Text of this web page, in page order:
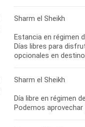
Sharm el Sheikh
Estancia en régimen
Días libres para
opcionales en
Sharm el Sheikh
Día libre en régimen
Podemos